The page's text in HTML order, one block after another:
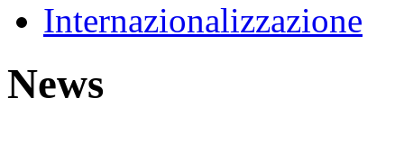
Internazionalizzazione
News